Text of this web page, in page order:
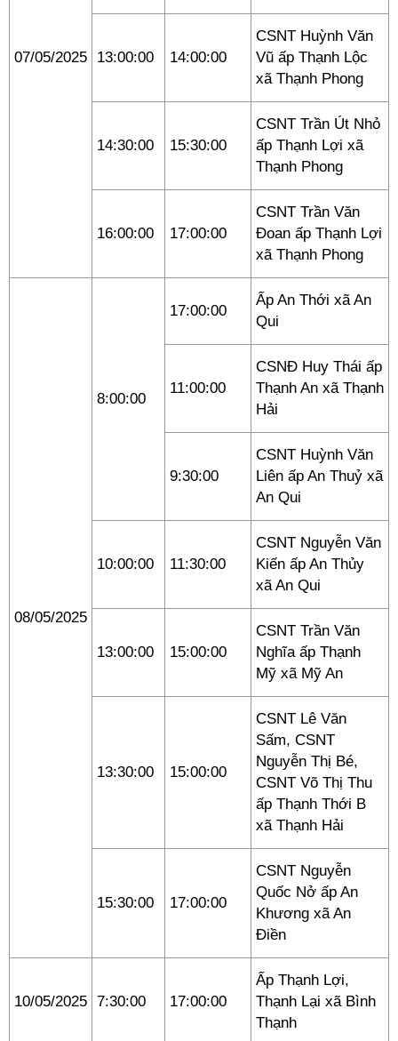
07/05/2025 13:00:00 14:00:00
CSNT Huỳnh Văn
Vũ ấp Thạnh Lộc
xã Thạnh Phong
14:30:00 15:30:00
CSNT Trần Út Nhỏ
ấp Thạnh Lợi xã
Thạnh Phong
16:00:00 17:00:00
CSNT Trần Văn
Đoan ấp Thạnh Lợi
xã Thạnh Phong
08/05/2025
8:00:00
17:00:00
Ấp An Thới xã An
Qui
11:00:00
CSNĐ Huy Thái ấp
Thạnh An xã Thạnh
Hải
9:30:00
CSNT Huỳnh Văn
Liên ấp An Thuỷ xã
An Qui
10:00:00 11:30:00
CSNT Nguyễn Văn
Kiến ấp An Thủy
xã An Qui
13:00:00 15:00:00
CSNT Trần Văn
Nghĩa ấp Thạnh
Mỹ xã Mỹ An
13:30:00 15:00:00
CSNT Lê Văn
Sấm, CSNT
Nguyễn Thị Bé,
CSNT Võ Thị Thu
ấp Thạnh Thới B
xã Thạnh Hải
15:30:00 17:00:00
CSNT Nguyễn
Quốc Nở ấp An
Khương xã An
Điền
10/05/2025 7:30:00 17:00:00
Ấp Thạnh Lợi,
Thạnh Lại xã Bình
Thạnh